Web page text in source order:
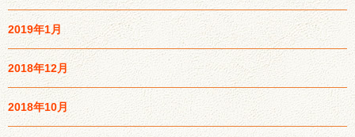
2019年1月
2018年12月
2018年10月